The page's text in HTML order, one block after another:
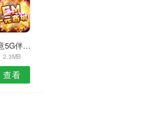
如意5G伴侣安卓版
2.3MB
查看